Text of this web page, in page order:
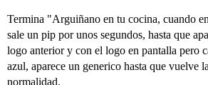
Termina "Arguiñano en tu cocina, cuando
sale un pip por unos segundos, hasta que
logo anterior y con el logo en pantalla pero
azul, aparece un generico hasta que vuelve
normalidad.